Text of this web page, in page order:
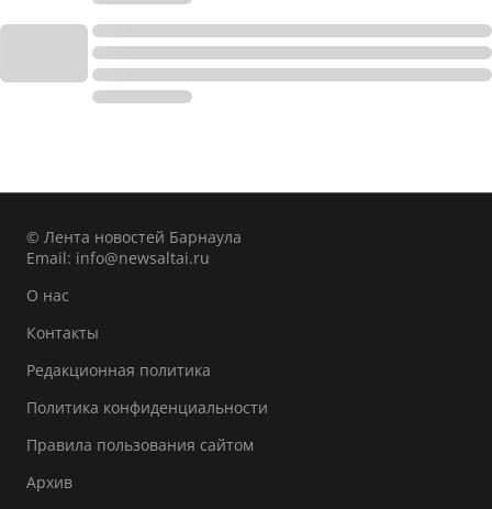
© Лента новостей Барнаула
Email: info@newsaltai.ru
О нас
Контакты
Редакционная политика
Политика конфиденциальности
Правила пользования сайтом
Архив